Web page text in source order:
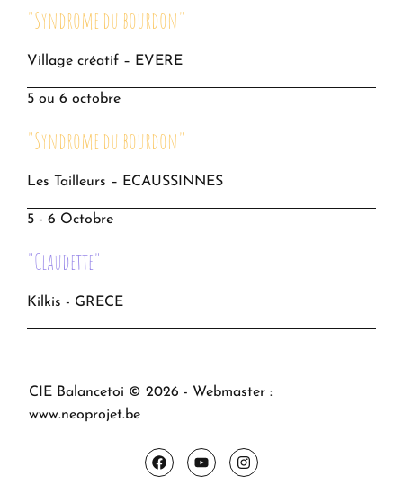
"Syndrome du bourdon"
Village créatif – EVERE
5 ou 6 octobre
"Syndrome du bourdon"
Les Tailleurs – ECAUSSINNES
5 - 6 Octobre
"Claudette"
Kilkis - GRECE
CIE Balancetoi © 2026 - Webmaster :
www.neoprojet.be